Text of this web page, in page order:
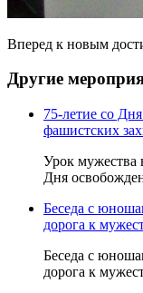
Вперед к новым
Другие
75-летие со
фашистских
Урок
Дня
Беседа с
дорога к
Беседа с
дорога к